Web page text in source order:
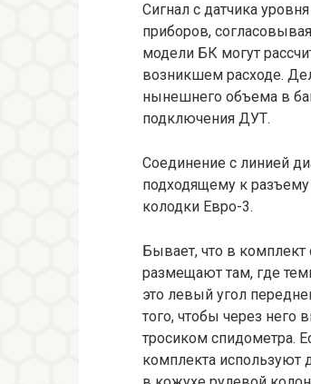
Сигнал с датчика
приборов,
модели БК могут
возникшем расходе.
нынешнего объема в
подключения ДУТ.
Соединение с линией
подходящему к
колодки Евро-3.
Бывает, что в
размещают там, где
это левый угол
того, чтобы через него
тросиком спидометра.
комплекта используют